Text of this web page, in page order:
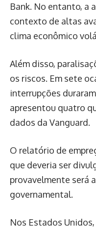
Bank. No entanto, a
contexto de altas
clima econômico
Além disso,
os riscos. Em sete
interrupções
apresentou quatro
dados da Vanguard.
O relatório de
que deveria ser
provavelmente será
governamental.
Nos Estados